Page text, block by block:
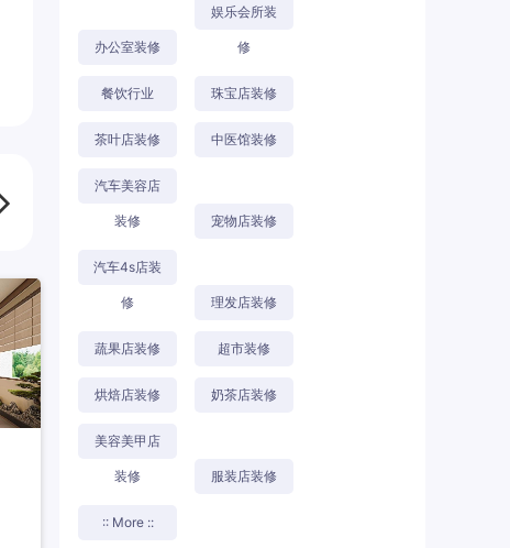
办公室装修
娱乐会所装
修
餐饮行业 珠宝店装修
茶叶店装修 中医馆装修
汽车美容店
装修 宠物店装修
汽车4s店装
修 理发店装修
蔬果店装修 超市装修
烘焙店装修 奶茶店装修
美容美甲店
装修 服装店装修
:: More ::